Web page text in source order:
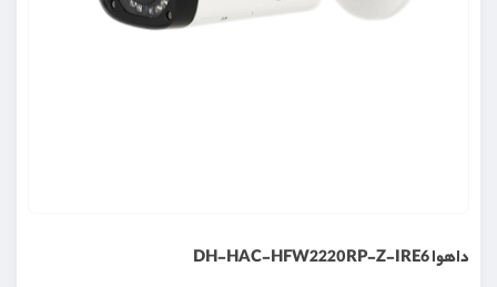
داهوا DH-HAC-HFW2220RP-Z-IRE6